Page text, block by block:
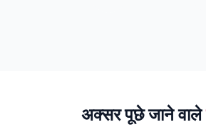
अक्सर पूछे जाने वाले